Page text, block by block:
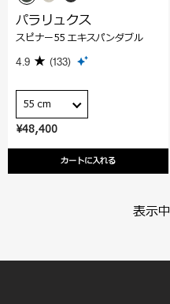
¥48,400
カートに入れる
パラリュクス
スピナー55 エキスパンダブル
4.9 (133)
55 cm
表示中